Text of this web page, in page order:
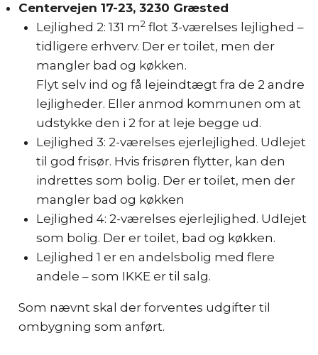
Centervejen 17-23, 3230 Græsted
Lejlighed 2: 131 m2 flot 3-værelses lejlighed –
tidligere erhverv. Der er toilet, men der
mangler bad og køkken.
Flyt selv ind og få lejeindtægt fra de 2 andre
lejligheder. Eller anmod kommunen om at
udstykke den i 2 for at leje begge ud.
Lejlighed 3: 2-værelses ejerlejlighed. Udlejet
til god frisør. Hvis frisøren flytter, kan den
indrettes som bolig. Der er toilet, men der
mangler bad og køkken
Lejlighed 4: 2-værelses ejerlejlighed. Udlejet
som bolig. Der er toilet, bad og køkken.
Lejlighed 1 er en andelsbolig med flere
andele – som IKKE er til salg.
Som nævnt skal der forventes udgifter til
ombygning som anført.